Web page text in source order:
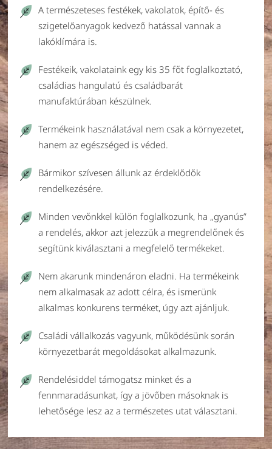
A természeteses festékek, vakolatok, építő- és
szigetelőanyagok kedvező hatással vannak a
lakóklímára is.
Festékeik, vakolataink egy kis 35 főt foglalkoztató,
családias hangulatú és családbarát
manufaktúrában készülnek.
Termékeink használatával nem csak a környezetet,
hanem az egészséged is véded.
Bármikor szívesen állunk az érdeklődők
rendelkezésére.
Minden vevőnkkel külön foglalkozunk, ha „gyanús”
a rendelés, akkor azt jelezzük a megrendelőnek és
segítünk kiválasztani a megfelelő termékeket.
Nem akarunk mindenáron eladni. Ha termékeink
nem alkalmasak az adott célra, és ismerünk
alkalmas konkurens terméket, úgy azt ajánljuk.
Családi vállalkozás vagyunk, működésünk során
környezetbarát megoldásokat alkalmazunk.
Rendelésiddel támogatsz minket és a
fennmaradásunkat, így a jövőben másoknak is
lehetősége lesz az a természetes utat választani.